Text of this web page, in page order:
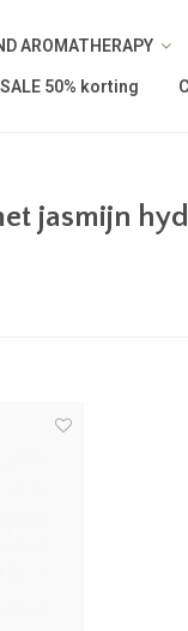
AROMATHERAPY
SALE 50% korting
jasmijn